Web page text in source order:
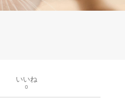
いいね
0